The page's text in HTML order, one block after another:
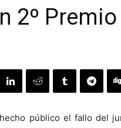
2º Premio
público el fallo del